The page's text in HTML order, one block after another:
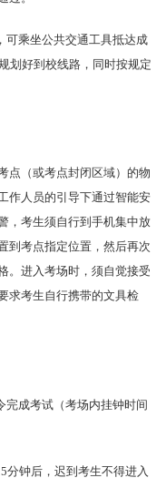
可乘坐公共交通工具抵达成
划好到校线路，同时按规定
点（或考点封闭区域）的物
作人员的引导下通过智能安
，考生须自行到手机集中放
到考点指定位置，然后再次
。进入考场时，须自觉接受
求考生自行携带的文具检
完成考试（考场内挂钟时间
分钟后，迟到考生不得进入